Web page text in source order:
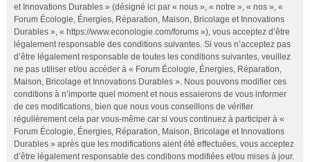
et Innovations Durables » (désigné ici par « nous », « notre », « nos », «
Forum Écologie, Énergies, Réparation, Maison, Bricolage et Innovations
Durables », « https://www.econologie.com/forums »), vous acceptez d’être
légalement responsable des conditions suivantes. Si vous n’acceptez pas
d’être légalement responsable de toutes les conditions suivantes, veuillez
ne pas utiliser et/ou accéder à « Forum Écologie, Énergies, Réparation,
Maison, Bricolage et Innovations Durables ». Nous pouvons modifier ces
conditions à n’importe quel moment et nous essaierons de vous informer
de ces modifications, bien que nous vous conseillons de vérifier
régulièrement cela par vous-même car si vous continuez à participer à «
Forum Écologie, Énergies, Réparation, Maison, Bricolage et Innovations
Durables » après que les modifications aient été effectuées, vous acceptez
d’être légalement responsable des conditions modifiées et/ou mises à jour.